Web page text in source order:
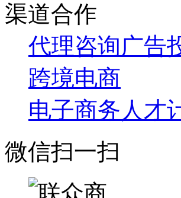
渠道合作
代理咨询广告
跨境电商
电子商务人才
微信扫一扫